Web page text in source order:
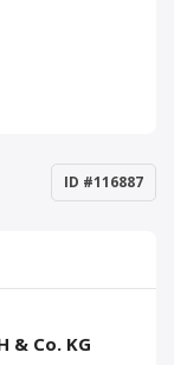
ID #116887
& Co. KG